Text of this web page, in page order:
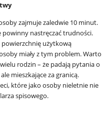
zajmuje zaledwie 10 minut.
powinny nastręczać trudności.
powierzchnię użytkową
miały z tym problem. Warto
rodzin – że padają pytania o
mieszkające za granicą.
które jako osoby nieletnie nie
spisowego.